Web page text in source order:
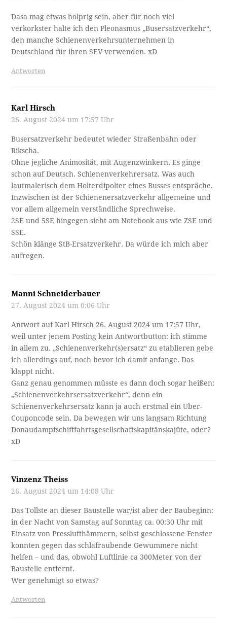
Dasa mag etwas holprig sein, aber für noch viel
verkorkster halte ich den Pleonasmus „Busersatzverkehr“,
den manche Schienenverkehrsunternehmen in
Deutschland für ihren SEV verwenden. xD
Antworten
Karl Hirsch
26. August 2024 um 17:57 Uhr
Busersatzverkehr bedeutet wieder Straßenbahn oder
Rikscha.
Ohne jegliche Animosität, mit Augenzwinkern. Es ginge
schon auf Deutsch. Schienenverkehrersatz. Was auch
lautmalerisch dem Holterdipolter eines Busses entspräche.
Inzwischen ist der Schienenersatzverkehr allgemeine und
vor allem allgemein verständliche Sprechweise.
2SE und 5SE hingegen sieht am Notebook aus wie ZSE und
SSE.
Schön klänge StB-Ersatzverkehr. Da würde ich mich aber
aufregen.
Manni Schneiderbauer
27. August 2024 um 0:06 Uhr
Antwort auf Karl Hirsch 26. August 2024 um 17:57 Uhr,
weil unter jenem Posting kein Antwortbutton: ich stimme
in allem zu. „Schienenverkehr(s)ersatz“ zu etablieren gebe
ich allerdings auf, noch bevor ich damit anfange. Das
klappt nicht.
Ganz genau genommen müsste es dann doch sogar heißen:
„Schienenverkehrsersatzverkehr“, denn ein
Schienenverkehrsersatz kann ja auch erstmal ein Uber-
Couponcode sein. Da bewegen wir uns langsam Richtung
Donaudampfschifffahrtsgesellschaftskapitänskajüte, oder?
xD
Vinzenz Theiss
26. August 2024 um 14:08 Uhr
Das Tollste an dieser Baustelle war/ist aber der Baubeginn:
in der Nacht von Samstag auf Sonntag ca. 00:30 Uhr mit
Einsatz von Presslufthämmern, selbst geschlossene Fenster
konnten gegen das schlafraubende Gewummere nicht
helfen – und das, obwohl Luftlinie ca 300Meter von der
Baustelle entfernt.
Wer genehmigt so etwas?
Antworten